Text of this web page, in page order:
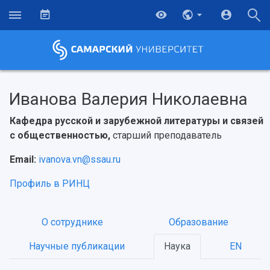
Иванова Валерия Николаевна
Кафедра русской и зарубежной литературы и связей
с общественностью, старший преподаватель
Email: ivanova.vn@ssau.ru
Профиль в РИНЦ
О сотруднике Образование
Научные публикации Наука EN